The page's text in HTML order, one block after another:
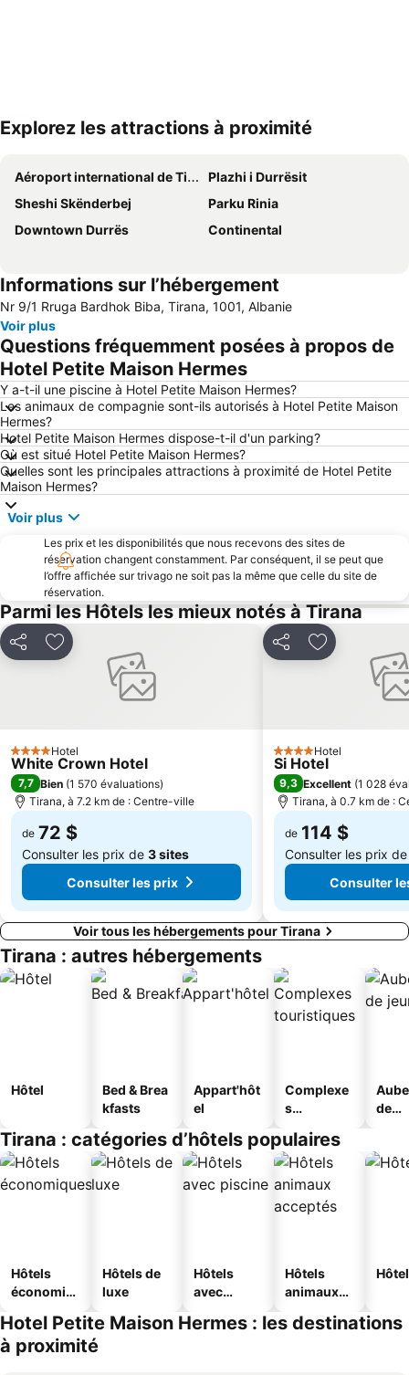
Explorez les attractions à proximité
Aéroport international de Tirana
Plazhi i Durrësit
Sheshi Skënderbej
Parku Rinia
Downtown Durrës
Continental
Informations sur l’hébergement
Nr 9/1 Rruga Bardhok Biba, Tirana, 1001, Albanie
Voir plus
Questions fréquemment posées à propos de
Hotel Petite Maison Hermes
Y a-t-il une piscine à Hotel Petite Maison Hermes?
Les animaux de compagnie sont-ils autorisés à Hotel Petite Maison
Hermes?
Hotel Petite Maison Hermes dispose-t-il d'un parking?
Où est situé Hotel Petite Maison Hermes?
Quelles sont les principales attractions à proximité de Hotel Petite
Maison Hermes?
Voir plus
Les prix et les disponibilités que nous recevons des sites de
réservation changent constamment. Par conséquent, il se peut que
l’offre affichée sur trivago ne soit pas la même que celle du site de
réservation.
Parmi les Hôtels les mieux notés à Tirana
PartagerAjouter à mes favoris
4 ÉtoilesHotel
White Crown Hotel
7,7 Bien (1 570 évaluations)
Tirana, à 7.2 km de : Centre-ville
de 72 $
Consulter les prix de 3 sites
Consulter les prix
PartagerAjouter à
4 ÉtoilesHotel
Si Hotel
9,3 Excellent (1 028
Tirana, à 0.7 km de :
de 114 $
Consulter les prix
Consulter
Voir tous les hébergements pour Tirana
Tirana : autres hébergements
Hôtel
Bed & Brea
kfasts
Appart'hôt
el
Complexe
s
s
de
Tirana : catégories d’hôtels populaires
Hôtels
économiq
Hôtels de
luxe
Hôtels
avec
Hôtels
animaux
Hotel Petite Maison Hermes : les destinations
à proximité